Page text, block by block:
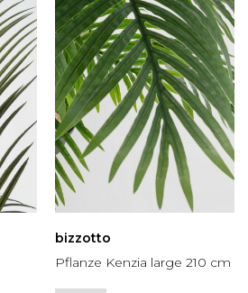
bizzotto
Pflanze Kenzia large 210 cm